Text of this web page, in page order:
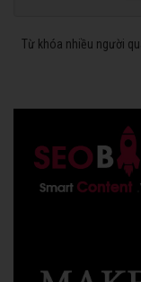
Từ khóa nhiều người